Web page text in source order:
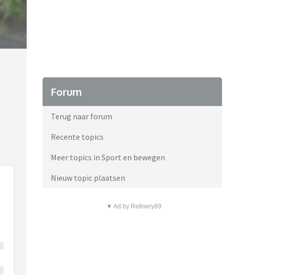
Forum
Terug naar forum
Recente topics
Meer topics in Sport en bewegen
Nieuw topic plaatsen
▼ Ad by Refinery89